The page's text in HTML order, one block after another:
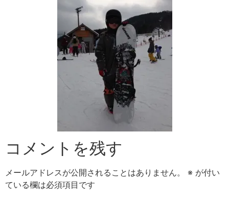
コメントを残す
メールアドレスが公開されることはありません。 ※ が付い
ている欄は必須項目です